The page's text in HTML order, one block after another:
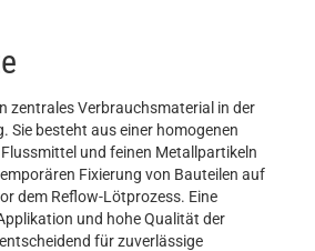
zentrales Verbrauchsmaterial in der
Sie besteht aus einer homogenen
und feinen Metallpartikeln
Fixierung von Bauteilen auf
dem Reflow-Lötprozess. Eine
und hohe Qualität der
für zuverlässige